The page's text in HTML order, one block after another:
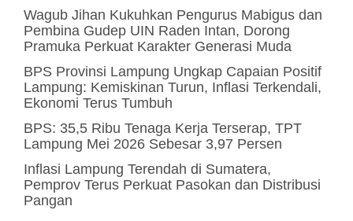
Wagub Jihan Kukuhkan Pengurus Mabigus dan
Pembina Gudep UIN Raden Intan, Dorong
Pramuka Perkuat Karakter Generasi Muda
BPS Provinsi Lampung Ungkap Capaian Positif
Lampung: Kemiskinan Turun, Inflasi Terkendali,
Ekonomi Terus Tumbuh
BPS: 35,5 Ribu Tenaga Kerja Terserap, TPT
Lampung Mei 2026 Sebesar 3,97 Persen
Inflasi Lampung Terendah di Sumatera,
Pemprov Terus Perkuat Pasokan dan Distribusi
Pangan